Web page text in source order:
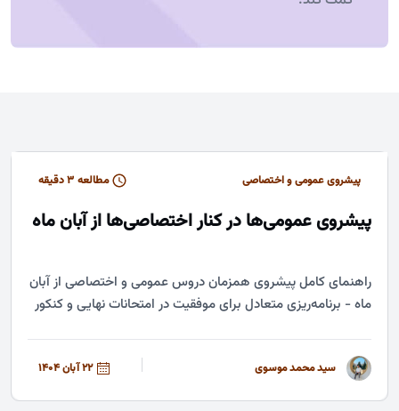
پیشروی عمومی و اختصاصی مطالعه ۳ دقیقه
پیشروی عمومی‌ها در کنار اختصاصی‌ها از آبان ماه
راهنمای کامل پیشروی همزمان دروس عمومی و اختصاصی از آبان
ماه - برنامه‌ریزی متعادل برای موفقیت در امتحانات نهایی و کنکور
سید محمد موسوی 22 آبان 1404